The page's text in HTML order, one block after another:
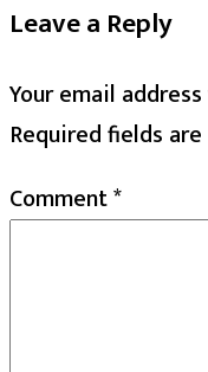
Leave a Reply
Your email
Required fields
Comment*